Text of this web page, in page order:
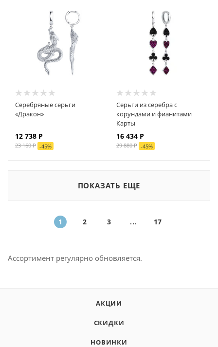
Серебряные серьги
«Дракон»
12 738 Р
23 160Р -45%
Серьги из серебра с
корундами и фианитами
Карты
16 434Р
29 880Р -45%
ПОКАЗАТЬ ЕЩЕ
1 2 3 17
Ассортимент регулярно обновляется.
АКЦИИ
СКИДКИ
НОВИНКИ